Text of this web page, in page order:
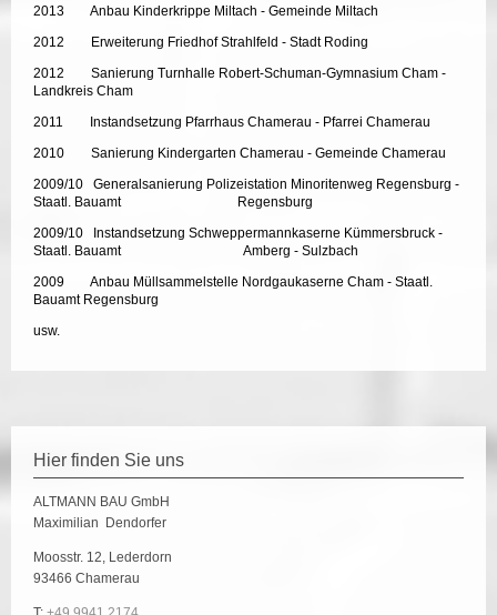
2013 Anbau Kinderkrippe Miltach - Gemeinde Miltach
2012 Erweiterung Friedhof Strahlfeld - Stadt Roding
2012 Sanierung Turnhalle Robert-Schuman-Gymnasium Cham -
Landkreis Cham
2011 Instandsetzung Pfarrhaus Chamerau - Pfarrei Chamerau
2010 Sanierung Kindergarten Chamerau - Gemeinde Chamerau
2009/10 Generalsanierung Polizeistation Minoritenweg Regensburg -
Staatl. Bauamt Regensburg
2009/10 Instandsetzung Schweppermannkaserne Kümmersbruck -
Staatl. Bauamt Amberg - Sulzbach
2009 Anbau Müllsammelstelle Nordgaukaserne Cham - Staatl.
Bauamt Regensburg
usw.
Hier finden Sie uns
ALTMANN BAU GmbH
Maximilian Dendorfer
Moosstr. 12, Lederdorn
93466 Chamerau